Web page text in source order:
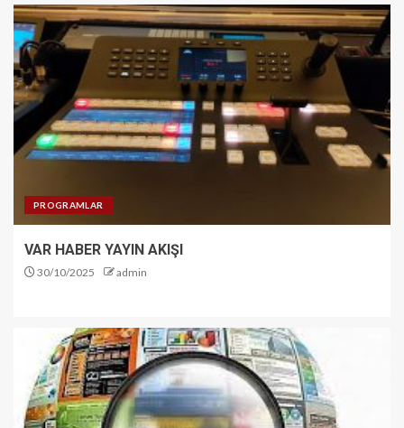
PROGRAMLAR
VAR HABER YAYIN AKIŞI
30/10/2025 admin